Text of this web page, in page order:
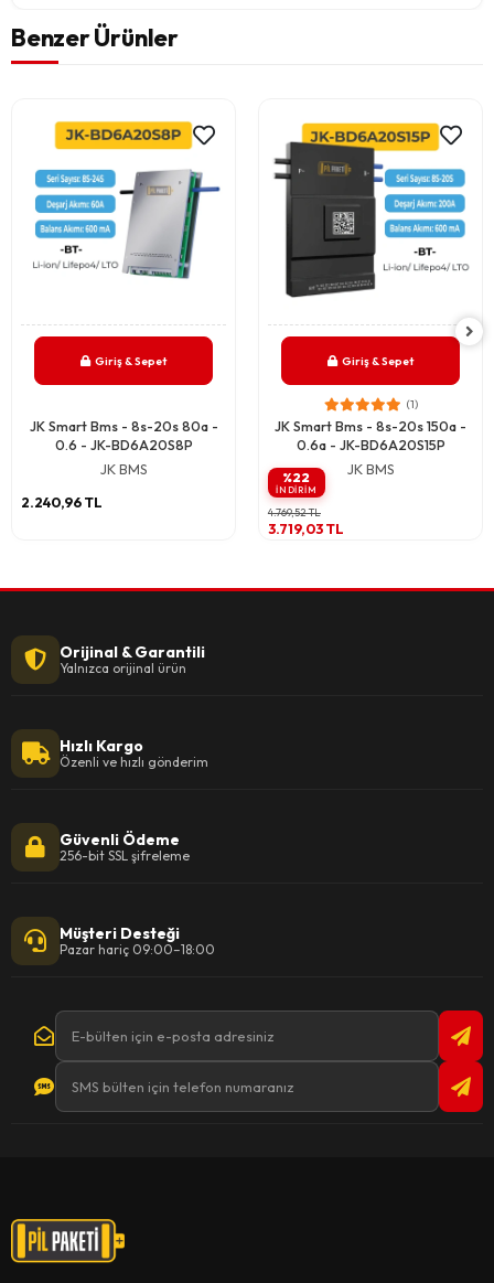
Benzer Ürünler
Giriş & Sepet
JK Smart Bms - 8s-20s 80a -
0.6 - JK-BD6A20S8P
JK BMS
2.240,96 TL
Giriş & Sepet
(1)
JK Smart Bms - 8s-20s 150a -
0.6a - JK-BD6A20S15P
JK BMS
%22
INDIRIM
4.769,52 TL
3.719,03 TL
Orijinal & Garantili
Yalnızca orijinal ürün
Hızlı Kargo
Özenli ve hızlı gönderim
Güvenli Ödeme
256-bit SSL şifreleme
Müşteri Desteği
Pazar hariç 09:00–18:00